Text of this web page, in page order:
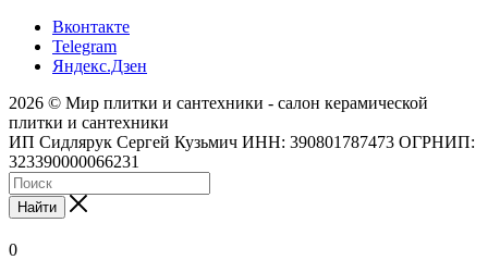
Вконтакте
Telegram
Яндекс.Дзен
2026 © Мир плитки и сантехники - салон керамической
плитки и сантехники
ИП Сидлярук Сергей Кузьмич ИНН: 390801787473 ОГРНИП:
323390000066231
Найти
0